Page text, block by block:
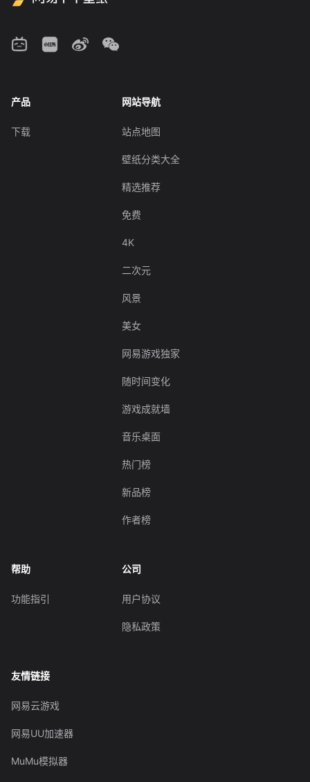
产品
下载
网站导航
站点地图
壁纸分类大全
精选推荐
免费
4K
二次元
风景
美女
网易游戏独家
随时间变化
游戏成就墙
音乐桌面
热门榜
新品榜
作者榜
帮助
功能指引
公司
用户协议
隐私政策
友情链接
网易云游戏
网易UU加速器
MuMu模拟器